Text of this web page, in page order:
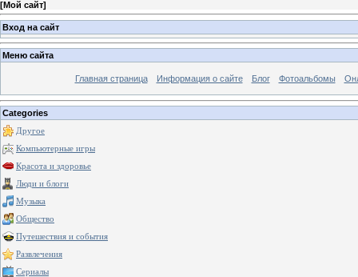
[Мой сайт]
Вход на сайт
Меню сайта
Главная страница Информация о сайте Блог Фотоальбомы
Categories
Другое
Компьютерные игры
Красота и здоровье
Люди и блоги
Музыка
Общество
Путешествия и события
Развлечения
Сериалы